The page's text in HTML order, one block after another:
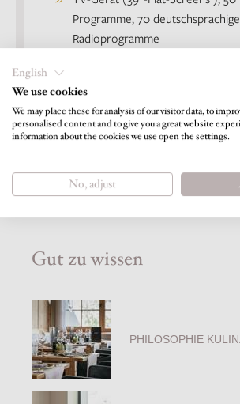
Programme, 70 deutschsprachige
Radioprogramme
Teebar mit Wasserkocher
Eigene kleine Zimmerbibliothek
Abendlicher Turndownservice
Nichtraucherzimmer
Gut zu wissen
PHILOSOPHIE
English
We use cookies
We may place these for analysis of our visitor data, to
personalised content and to give you a great website
information about the cookies we use open the settings.
No, adjust